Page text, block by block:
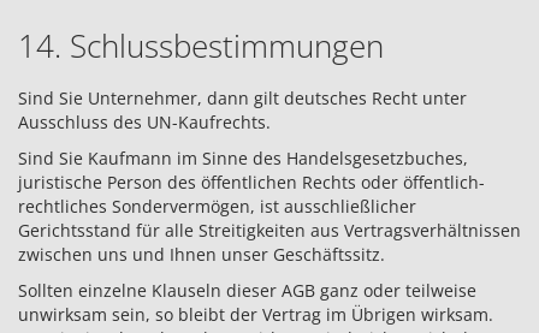
14. Schlussbestimmungen
Sind Sie Unternehmer, dann gilt deutsches Recht unter
Ausschluss des UN-Kaufrechts.
Sind Sie Kaufmann im Sinne des Handelsgesetzbuches,
juristische Person des öffentlichen Rechts oder öffentlich-
rechtliches Sondervermögen, ist ausschließlicher
Gerichtsstand für alle Streitigkeiten aus Vertragsverhältnissen
zwischen uns und Ihnen unser Geschäftssitz.
Sollten einzelne Klauseln dieser AGB ganz oder teilweise
unwirksam sein, so bleibt der Vertrag im Übrigen wirksam.